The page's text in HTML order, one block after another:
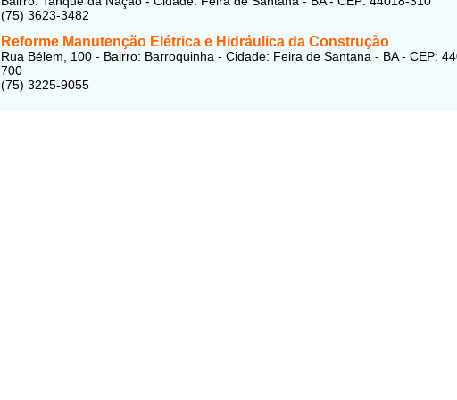
(75) 3623-3482
Reforme Manutenção Elétrica e Hidráulica da Construção
Rua Bélem, 100 - Bairro: Barroquinha - Cidade: Feira de Santana - BA - CEP:
700
(75) 3225-9055